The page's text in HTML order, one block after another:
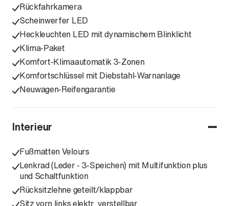
Rückfahrkamera
Scheinwerfer LED
Heckleuchten LED mit dynamischem Blinklicht
Klima-Paket
Komfort-Klimaautomatik 3-Zonen
Komfortschlüssel mit Diebstahl-Warnanlage
Neuwagen-Reifengarantie
Interieur
Fußmatten Velours
Lenkrad (Leder - 3-Speichen) mit Multifunktion plus
und Schaltfunktion
Rücksitzlehne geteilt/klappbar
Sitz vorn links elektr. verstellbar